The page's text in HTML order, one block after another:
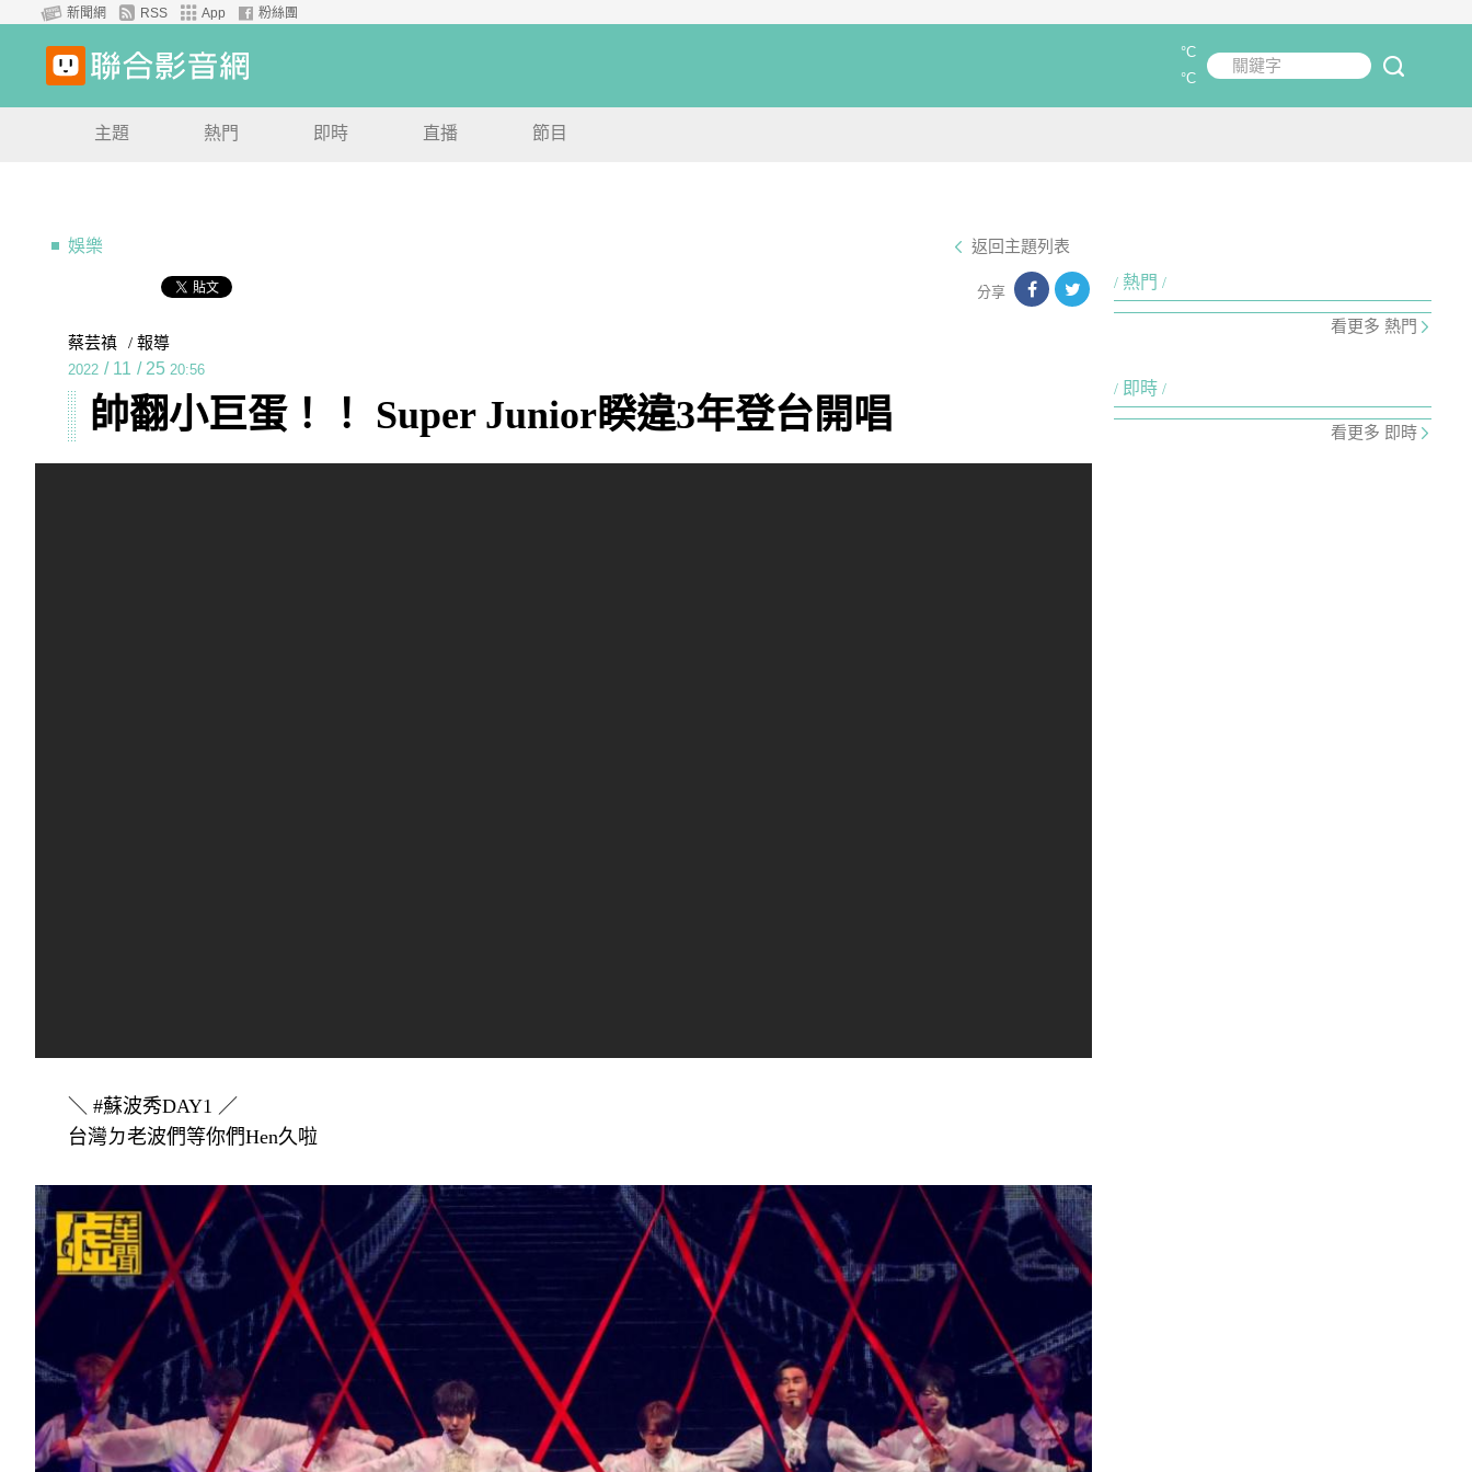
新聞網 RSS App 粉絲團
關鍵字
°C
°C
主題 熱門 即時 直播 節目
娛樂 返回主題列表
分享
蔡芸禛 / 報導
2022 / 11 / 25 20:56
帥翻小巨蛋！！ Super Junior睽違3年登台開唱
＼ #蘇波秀DAY1 ／
台灣ㄉ老波們等你們Hen久啦
熱門
看更多 熱門
即時
看更多 即時